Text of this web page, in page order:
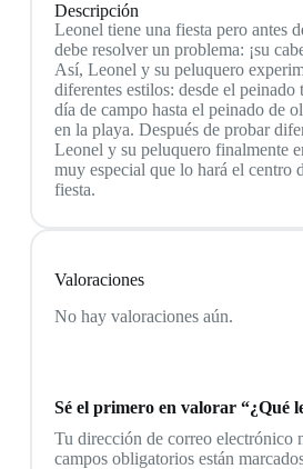
Descripción
Leonel tiene una fiesta pero antes
debe resolver un problema: ¡su
Así, Leonel y su peluquero
diferentes estilos: desde el
día de campo hasta el peinado de
en la playa. Después de probar
Leonel y su peluquero finalmente
muy especial que lo hará el centro
fiesta.
Valoraciones
No hay valoraciones aún.
Sé el primero en valorar “¿Qué
Tu dirección de correo electrónico
campos obligatorios están